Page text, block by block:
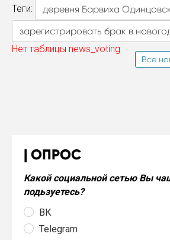
Теги:
деревня Барвиха
зарегистрировать брак в
Нет таблицы news_voting
Все
ОПРОС
Какой социальной сетью Вы
подьзуетесь?
ВК
Telegram